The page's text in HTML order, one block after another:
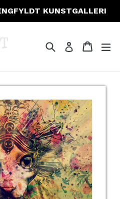
KUNSTGALLERI
Søg Log ind